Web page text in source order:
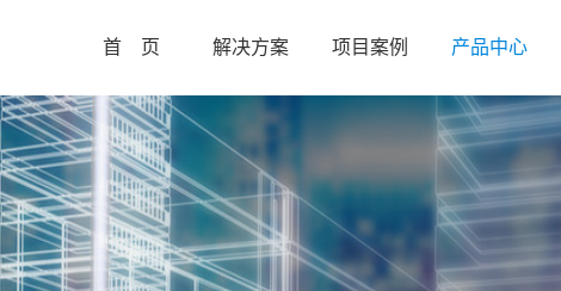
首 页 解决方案 项目案例 产品中心